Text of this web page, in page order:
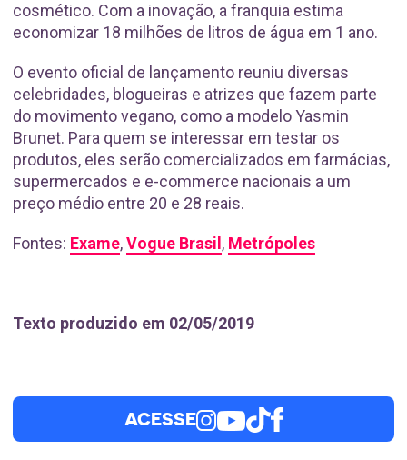
cosmético. Com a inovação, a franquia estima
economizar 18 milhões de litros de água em 1 ano.
O evento oficial de lançamento reuniu diversas
celebridades, blogueiras e atrizes que fazem parte
do movimento vegano, como a modelo Yasmin
Brunet. Para quem se interessar em testar os
produtos, eles serão comercializados em farmácias,
supermercados e e-commerce nacionais a um
preço médio entre 20 e 28 reais.
Fontes: Exame,Vogue Brasil , Metrópoles
Texto produzido em 02/05/2019
ACESSE